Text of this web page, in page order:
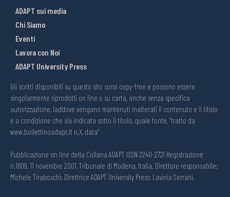
ADAPT sui media
Chi Siamo
Eventi
Lavora con Noi
ADAPT University Press
Gli scritti disponibili su questo sito sono copy-free e possono essere
singolarmente riprodotti on line o su carta, anche senza specifica
autorizzazione, laddove vengano mantenuti inalterati il contenuto e il titolo
e a condizione che sia indicata sotto il titolo, quale fonte, “tratto da
www.bollettinoadapt.it n.X, data“
Pubblicazione on line della Collana ADAPT ISSN 2240-2721 Registrazione
n.1609, 11 novembre 2001, Tribunale di Modena, Italia. Direttore responsabile:
Michele Tiraboschi; Direttrice ADAPT University Press: Lavinia Serrani.